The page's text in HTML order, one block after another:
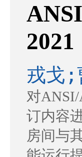
戎戈;
对
订内容
房间与